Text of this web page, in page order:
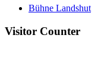
Bühne Landshut
Visitor Counter